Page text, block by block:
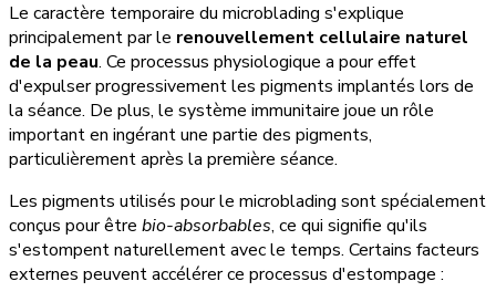
Le caractère temporaire du microblading s'explique
principalement par le renouvellement cellulaire naturel
de la peau. Ce processus physiologique a pour effet
d'expulser progressivement les pigments implantés lors de
la séance. De plus, le système immunitaire joue un rôle
important en ingérant une partie des pigments,
particulièrement après la première séance.
Les pigments utilisés pour le microblading sont spécialement
conçus pour être bio-absorbables, ce qui signifie qu'ils
s'estompent naturellement avec le temps. Certains facteurs
externes peuvent accélérer ce processus d'estompage :